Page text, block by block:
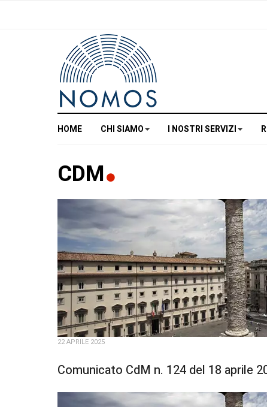
HOME CHI SIAMO I NOSTRI SERVIZI
CDM
22 APRILE 2025
Comunicato CdM n. 124 del 18 aprile